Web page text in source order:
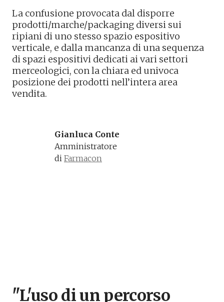
La confusione provocata dal disporre
prodotti/marche/packaging diversi sui
ripiani di uno stesso spazio espositivo
verticale, e dalla mancanza di una sequenza
di spazi espositivi dedicati ai vari settori
merceologici, con la chiara ed univoca
posizione dei prodotti nell’intera area
vendita.
Gianluca Conte
Amministratore
di Farmacon
"L'uso di un percorso